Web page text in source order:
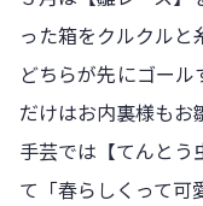
った箱をクルクルと
どちらが先にゴー
だけはお内裏様もお
手芸では【てんとう
て「春らしくって可